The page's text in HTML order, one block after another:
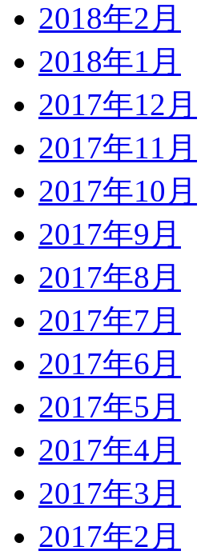
2018年2月
2018年1月
2017年12月
2017年11月
2017年10月
2017年9月
2017年8月
2017年7月
2017年6月
2017年5月
2017年4月
2017年3月
2017年2月